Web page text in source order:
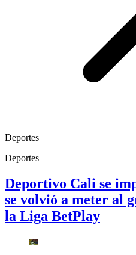
Deportes
Deportes
Deportivo Cali se
se volvió a meter al
la Liga BetPlay